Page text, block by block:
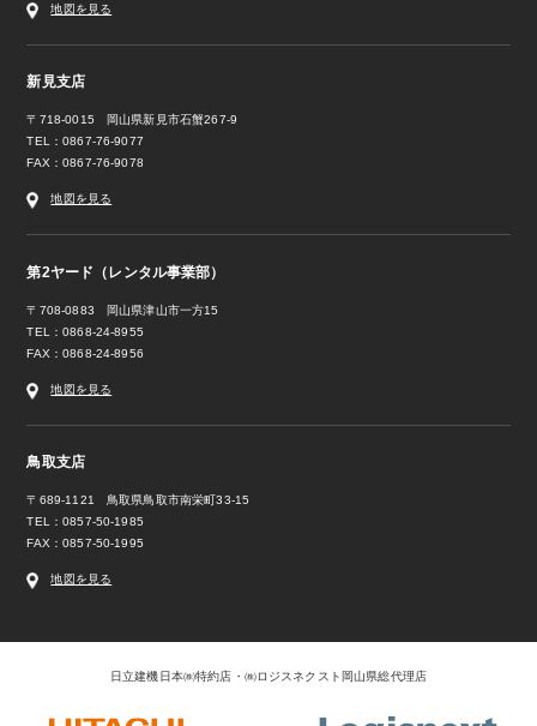
地図を見る
新見支店
〒718-0015 岡山県新見市石蟹267-9
TEL：0867-76-9077
FAX：0867-76-9078
地図を見る
第2ヤード（レンタル事業部）
〒708-0883 岡山県津山市一方15
TEL：0868-24-8955
FAX：0868-24-8956
地図を見る
鳥取支店
〒689-1121 鳥取県鳥取市南栄町33-15
TEL：0857-50-1985
FAX：0857-50-1995
地図を見る
日立建機日本㈱特約店・㈱ロジスネクスト岡山県総代理店